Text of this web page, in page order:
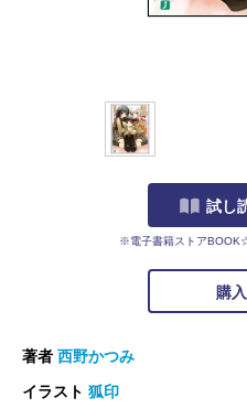
試し
※電子書籍ストア
購
著者 西野かつみ
イラスト 狐印